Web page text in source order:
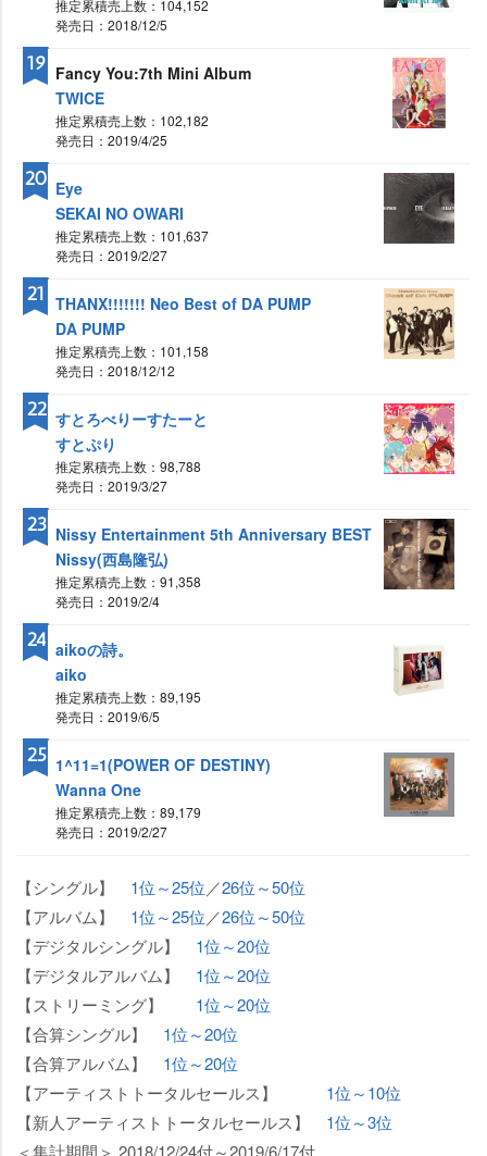
推定累積売上数：104,152
発売日：2018/12/5
Fancy You:7th Mini Album
TWICE
推定累積売上数：102,182
発売日：2019/4/25
19
Eye
SEKAI NO OWARI
推定累積売上数：101,637
発売日：2019/2/27
20
THANX!!!!!!! Neo Best of DA PUMP
DA PUMP
推定累積売上数：101,158
発売日：2018/12/12
21
すとろべりーすたーと
すとぷり
推定累積売上数：98,788
発売日：2019/3/27
22
Nissy Entertainment 5th Anniversary BEST
Nissy(西島隆弘)
推定累積売上数：91,358
発売日：2019/2/4
23
aikoの詩。
aiko
推定累積売上数：89,195
発売日：2019/6/5
24
1^11=1(POWER OF DESTINY)
Wanna One
推定累積売上数：89,179
発売日：2019/2/27
25
【シングル】 1位～25位／26位～50位
【アルバム】 1位～25位／26位～50位
【デジタルシングル】 1位～20位
【デジタルアルバム】 1位～20位
【ストリーミング】 1位～20位
【合算シングル】 1位～20位
【合算アルバム】 1位～20位
【アーティストトータルセールス】 1位～10位
【新人アーティストトータルセールス】 1位～3位
＜集計期間＞ 2018/12/24付～2019/6/17付